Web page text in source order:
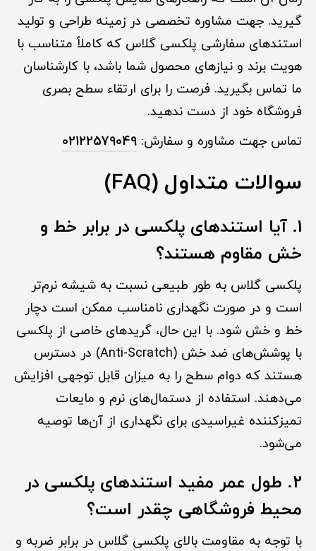
گیرید. جهت مشاوره تخصصی در زمینه طراحی و تولید
استندهای سفارشی پلکسی گلاس که کاملاً متناسب با
هویت برند و نیازهای محصول شما باشد، با کارشناسان
ما تماس بگیرید. فرصت را برای ارتقاء سطح بصری
فروشگاه خود از دست ندهید.
تماس جهت مشاوره و سفارش: 02122579049
سوالات متداول (FAQ)
1. آیا استندهای پلکسی در برابر خط و
خش مقاوم هستند؟
پلکسی گلاس به طور طبیعی نسبت به شیشه نرم‌تر
است و در صورت نگهداری نامناسب ممکن است دچار
خط و خش شود. با این حال، گریدهای خاصی از پلکسی
با پوشش‌های ضد خش (Anti-Scratch) در دسترس
هستند که دوام سطح را به میزان قابل توجهی افزایش
می‌دهند. استفاده از دستمال‌های نرم و مایعات
تمیزکننده غیراسیدی برای نگهداری از آن‌ها توصیه
می‌شود.
2. طول عمر مفید استندهای پلکسی در
محیط فروشگاهی چقدر است؟
با توجه به مقاومت بالای پلکسی گلاس در برابر ضربه و